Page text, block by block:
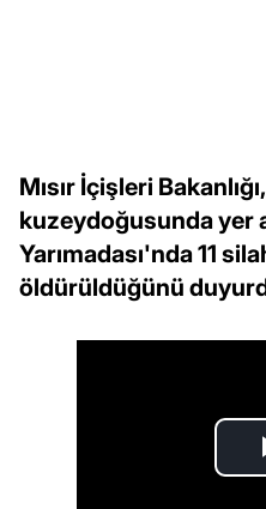
Mısır İçişleri
kuzeydoğusunda yer
Yarımadası'nda 11
öldürüldüğünü